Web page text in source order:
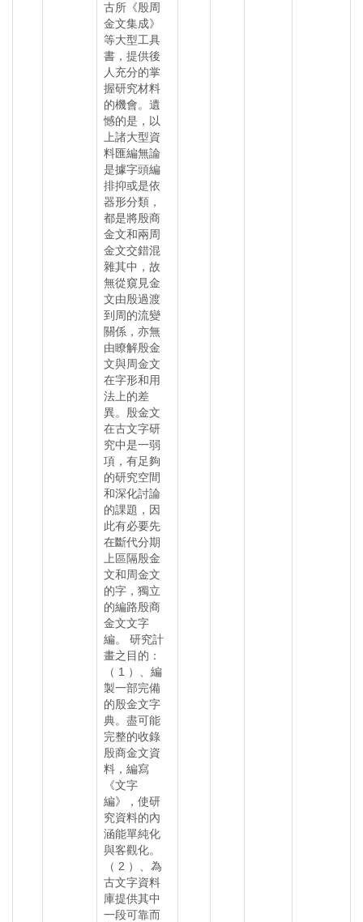
古所《殷周
金文集成》
等大型工具
書，提供後
人充分的掌
握研究材料
的機會。遺
憾的是，以
上諸大型資
料匯編無論
是據字頭編
排抑或是依
器形分類，
都是將殷商
金文和兩周
金文交錯混
雜其中，故
無從窺見金
文由殷過渡
到周的流變
關係，亦無
由瞭解殷金
文與周金文
在字形和用
法上的差
異。殷金文
在古文字研
究中是一弱
項，有足夠
的研究空間
和深化討論
的課題，因
此有必要先
在斷代分期
上區隔殷金
文和周金文
的字，獨立
的編路殷商
金文文字
編。 研究計
畫之目的：
（ 1 ）、編
製一部完備
的殷金文字
典。盡可能
完整的收錄
殷商金文資
料，編寫
《文字
編》，使研
究資料的內
涵能單純化
與客觀化。
（ 2 ）、為
古文字資料
庫提供其中
一段可靠而